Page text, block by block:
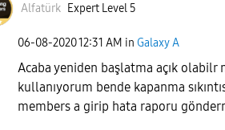
Alfatürk Expert Level 5
‎06-08-202012:31 AM in Galaxy A
Acaba yeniden başlatma açık olabilr
kullanıyorum bende kapanma
members a girip hata raporu